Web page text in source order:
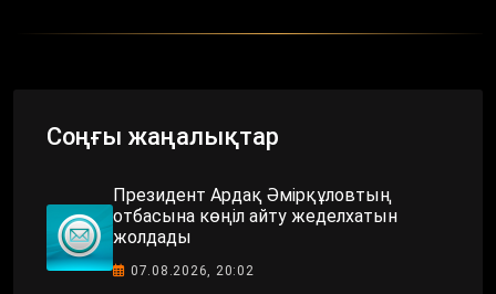
Соңғы жаңалықтар
Президент Ардақ Әмірқұловтың
отбасына көңіл айту жеделхатын
жолдады
07.08.2026, 20:02